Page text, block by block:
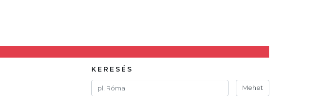
KERESÉS
Mehet